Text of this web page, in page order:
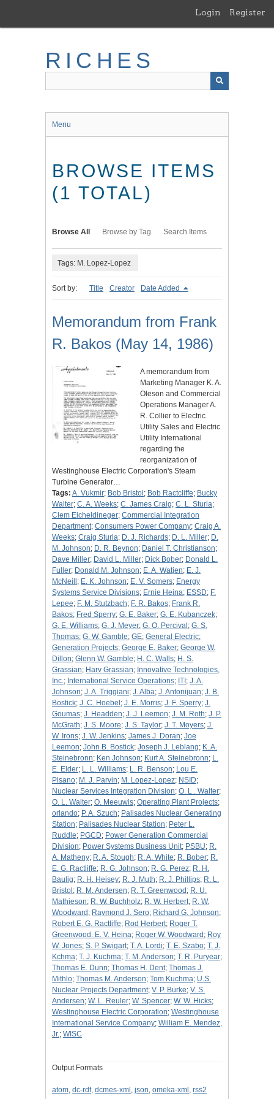
main
Login Register
RICHES
Menu
BROWSE ITEMS
(1 TOTAL)
Browse All Browse by Tag Search Items
Tags: M. Lopez-Lopez
Sort by: Title Creator Date Added
Memorandum from Frank
R. Bakos (May 14, 1986)
A memorandum from
Marketing Manager K. A.
Oleson and Commercial
Operations Manager A.
R. Collier to Electric
Utility Sales and Electric
Utility International
regarding the
reorganization of
Westinghouse Electric Corporation's Steam
Turbine Generator…
Tags: A. Vukmir; Bob Bristol ; Bob Ractcliffe; Bucky
Walter; C. A. Weeks; C. James Craig; C. L. Sturla;
Clem Eicheldineger; Commercial Integration
Department; Consumers Power Company; Craig A.
Weeks; Craig Sturla; D. J. Richards; D. L. Miller; D.
M. Johnson; D. R. Beynon; Daniel T. Christianson;
Dave Miller; David L. Miller; Dick Bober; Donald L.
Fuller; Donald M. Johnson; E. A. Watjen; E. J.
McNeill ; E. K. Johnson; E. V. Somers; Energy
Systems Service Divisions; Ernie Heina; ESSD; F.
Lepee; F. M. Stutzbach; F. R. Bakos; Frank R.
Bakos; Fred Sperry; G. E. Baker; G. E. Kubanczek;
G. E. Williams; G. J. Meyer; G. O. Percival ; G. S.
Thomas; G. W. Gamble; GE; General Electric;
Generation Projects; George E. Baker; George W.
Dillon; Glenn W. Gamble; H. C. Walls; H. S.
Grassian; Harv Grassian; Innovative Technologies,
Inc.; International Service Operations; ITI ; J. A.
Johnson; J. A. Triggiani; J. Alba; J. Antonijuan; J. B.
Bostick; J. C. Hoebel ; J. E. Morris; J. F. Sperry; J.
Goumas; J. Headden; J. J. Leemon; J. M. Roth; J. P.
McGrath; J. S. Moore; J. S. Taylor; J. T. Moyers; J.
W. Irons; J. W. Jenkins; James J. Doran; Joe
Leemon; John B. Bostick; Joseph J. Leblang; K. A.
Steinebronn; Ken Johnson; Kurt A. Steinebronn; L.
E. Elder; L. L. Williams; L. R. Benson; Lou E.
Pisano; M. J. Parvin; M. Lopez-Lopez; NSID;
Nuclear Services Integration Division; O. L . Walter;
O. L. Walter; O. Meeuwis; Operating Plant Projects;
orlando; P. A. Szuch; Palisades Nuclear Generating
Station; Palisades Nuclear Station; Peter L.
Ruddle; PGCD; Power Generation Commercial
Division; Power Systems Business Unit; PSBU; R.
A. Matheny; R. A. Stough; R. A. White; R. Bober; R.
E. G. Ractliffe; R. G. Johnson; R. G. Perez; R. H.
Baulig; R. H. Heisey; R. J. Muth; R. J. Phillips; R. L.
Bristol ; R. M. Andersen; R. T. Greenwood ; R. U.
Mathieson; R. W. Buchholz; R. W. Herbert; R. W.
Woodward ; Raymond J. Sero; Richard G. Johnson;
Robert E. G. Ractliffe; Rod Herbert; Roger T.
Greenwood. E. V. Heina; Roger W. Woodward ; Roy
W. Jones; S. P. Swigart; T. A. Lordi; T. E. Szabo; T. J.
Kchma; T. J. Kuchma; T. M. Anderson; T. R. Puryear;
Thomas E. Dunn; Thomas H. Dent; Thomas J.
Mithlo; Thomas M. Anderson; Tom Kuchma; U.S.
Nuclear Projects Department; V. P. Burke; V. S.
Andersen; W. L. Reuler; W. Spencer; W. W. Hicks;
Westinghouse Electric Corporation; Westinghouse
International Service Company; William E. Mendez,
Jr.; WISC
Output Formats
atom, dc-rdf, dcmes-xml , json, omeka-xml , rss2